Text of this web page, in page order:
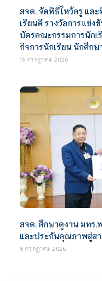
สจด. จัดพิธีไหว้ครู แล
เรียนดี รางวัลการแข่
บัตรคณะกรรมการนักเ
กิจการนักเรียน นักศึก
13 กรกฎาคม 2026
สจด. ศึกษาดูงาน มทร.
และประกันคุณภาพสู่ส
8 กรกฎาคม 2026